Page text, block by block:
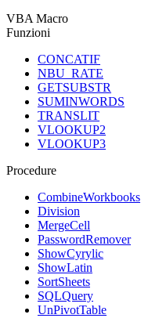
VBA Macro
Funzioni
CONCATIF
NBU_RATE
GETSUBSTR
SUMINWORDS
TRANSLIT
VLOOKUP2
VLOOKUP3
Procedure
CombineWorkbooks
Division
MergeCell
PasswordRemover
ShowCyrylic
ShowLatin
SortSheets
SQLQuery
UnPivotTable